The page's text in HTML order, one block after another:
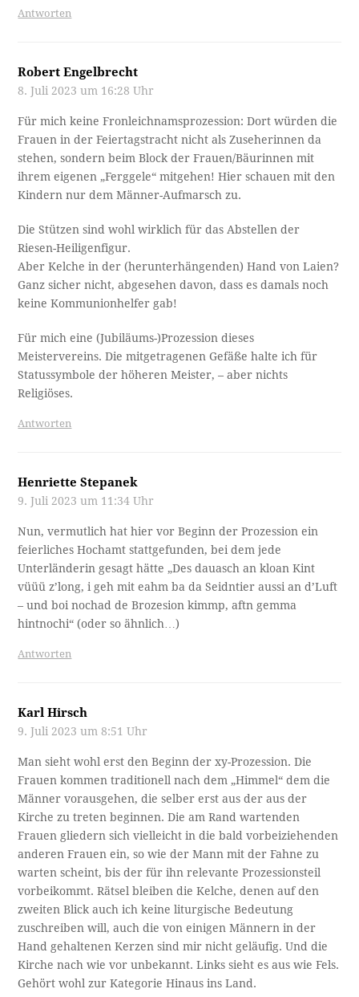
Antworten
Robert Engelbrecht
8. Juli 2023 um 16:28 Uhr
Für mich keine Fronleichnamsprozession: Dort würden die
Frauen in der Feiertagstracht nicht als Zuseherinnen da
stehen, sondern beim Block der Frauen/Bäurinnen mit
ihrem eigenen „Ferggele“ mitgehen! Hier schauen mit den
Kindern nur dem Männer-Aufmarsch zu.
Die Stützen sind wohl wirklich für das Abstellen der
Riesen-Heiligenfigur.
Aber Kelche in der (herunterhängenden) Hand von Laien?
Ganz sicher nicht, abgesehen davon, dass es damals noch
keine Kommunionhelfer gab!
Für mich eine (Jubiläums-)Prozession dieses
Meistervereins. Die mitgetragenen Gefäße halte ich für
Statussymbole der höheren Meister, – aber nichts
Religiöses.
Antworten
Henriette Stepanek
9. Juli 2023 um 11:34 Uhr
Nun, vermutlich hat hier vor Beginn der Prozession ein
feierliches Hochamt stattgefunden, bei dem jede
Unterländerin gesagt hätte „Des dauasch an kloan Kint
vüüü z’long, i geh mit eahm ba da Seidntier aussi an d’Luft
– und boi nochad de Brozesion kimmp, aftn gemma
hintnochi“ (oder so ähnlich…)
Antworten
Karl Hirsch
9. Juli 2023 um 8:51 Uhr
Man sieht wohl erst den Beginn der xy-Prozession. Die
Frauen kommen traditionell nach dem „Himmel“ dem die
Männer vorausgehen, die selber erst aus der aus der
Kirche zu treten beginnen. Die am Rand wartenden
Frauen gliedern sich vielleicht in die bald vorbeiziehenden
anderen Frauen ein, so wie der Mann mit der Fahne zu
warten scheint, bis der für ihn relevante Prozessionsteil
vorbeikommt. Rätsel bleiben die Kelche, denen auf den
zweiten Blick auch ich keine liturgische Bedeutung
zuschreiben will, auch die von einigen Männern in der
Hand gehaltenen Kerzen sind mir nicht geläufig. Und die
Kirche nach wie vor unbekannt. Links sieht es aus wie Fels.
Gehört wohl zur Kategorie Hinaus ins Land.